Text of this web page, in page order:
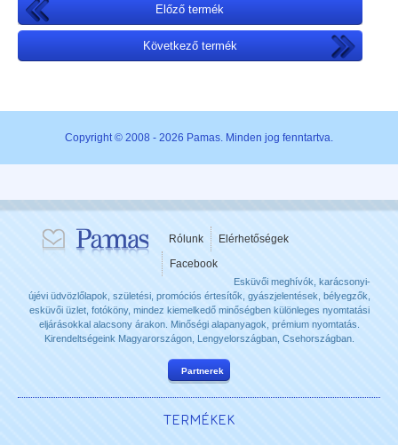
Előző termék
Következő termék
Copyright © 2008 - 2026 Pamas. Minden jog fenntartva.
Rólunk
Elérhetőségek
Facebook
Esküvői meghívók, karácsonyi-
újévi üdvözlőlapok, születési, promóciós értesítők, gyászjelentések, bélyegzők,
esküvői üzlet, fotóköny, mindez kiemelkedő minőségben különleges nyomtatási
eljárásokkal alacsony árakon. Minőségi alapanyagok, prémium nyomtatás.
Kirendeltségeink Magyarországon, Lengyelországban, Csehországban.
Partnerek
TERMÉKEK